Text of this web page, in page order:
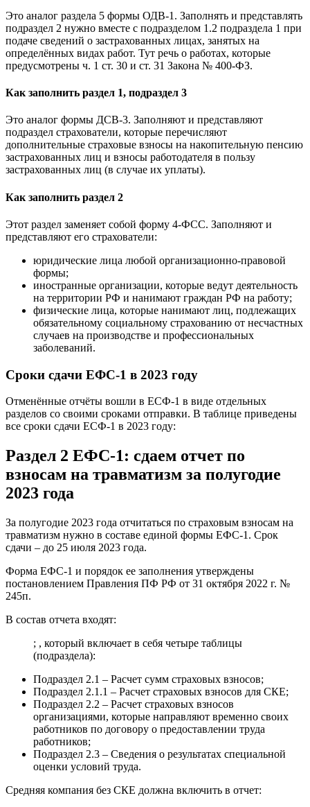
Это аналог раздела 5 формы ОДВ-1. Заполнять и представлять
подраздел 2 нужно вместе с подразделом 1.2 подраздела 1 при
подаче сведений о застрахованных лицах, занятых на
определённых видах работ. Тут речь о работах, которые
предусмотрены ч. 1 ст. 30 и ст. 31 Закона № 400-ФЗ.
Как заполнить раздел 1, подраздел 3
Это аналог формы ДСВ-3. Заполняют и представляют
подраздел страхователи, которые перечисляют
дополнительные страховые взносы на накопительную пенсию
застрахованных лиц и взносы работодателя в пользу
застрахованных лиц (в случае их уплаты).
Как заполнить раздел 2
Этот раздел заменяет собой форму 4-ФСС. Заполняют и
представляют его страхователи:
юридические лица любой организационно-правовой
формы;
иностранные организации, которые ведут деятельность
на территории РФ и нанимают граждан РФ на работу;
физические лица, которые нанимают лиц, подлежащих
обязательному социальному страхованию от несчастных
случаев на производстве и профессиональных
заболеваний.
Сроки сдачи ЕФС-1 в 2023 году
Отменённые отчёты вошли в ЕСФ-1 в виде отдельных
разделов со своими сроками отправки. В таблице приведены
все сроки сдачи ЕСФ-1 в 2023 году:
Раздел 2 ЕФС-1: сдаем отчет по
взносам на травматизм за полугодие
2023 года
За полугодие 2023 года отчитаться по страховым взносам на
травматизм нужно в составе единой формы ЕФС-1. Срок
сдачи – до 25 июля 2023 года.
Форма ЕФС-1 и порядок ее заполнения утверждены
постановлением Правления ПФ РФ от 31 октября 2022 г. №
245п.
В состав отчета входят:
; , который включает в себя четыре таблицы
(подраздела):
Подраздел 2.1 – Расчет сумм страховых взносов;
Подраздел 2.1.1 – Расчет страховых взносов для СКЕ;
Подраздел 2.2 – Расчет страховых взносов
организациями, которые направляют временно своих
работников по договору о предоставлении труда
работников;
Подраздел 2.3 – Сведения о результатах специальной
оценки условий труда.
Средняя компания без СКЕ должна включить в отчет: